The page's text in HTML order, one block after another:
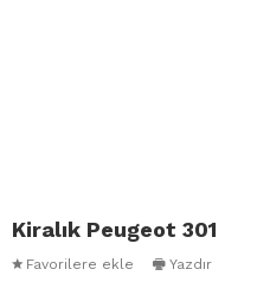
Kiralık Peugeot 301
Favorilere ekle Yazdır